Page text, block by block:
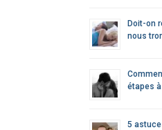
Doit-on
nous
étapes
5